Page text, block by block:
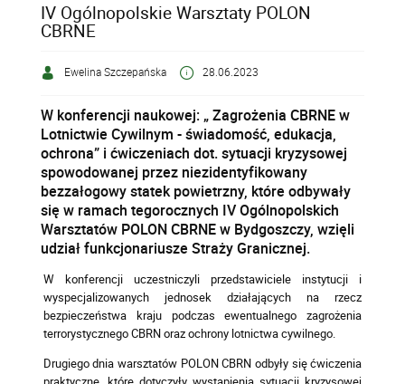
IV Ogólnopolskie Warsztaty POLON
CBRNE
Ewelina Szczepańska 28.06.2023
W konferencji naukowej: „ Zagrożenia CBRNE w
Lotnictwie Cywilnym - świadomość, edukacja,
ochrona” i ćwiczeniach dot. sytuacji kryzysowej
spowodowanej przez niezidentyfikowany
bezzałogowy statek powietrzny, które odbywały
się w ramach tegorocznych IV Ogólnopolskich
Warsztatów POLON CBRNE w Bydgoszczy, wzięli
udział funkcjonariusze Straży Granicznej.
W konferencji uczestniczyli przedstawiciele instytucji i
wyspecjalizowanych jednosek działających na rzecz
bezpieczeństwa kraju podczas ewentualnego zagrożenia
terrorystycznego CBRN oraz ochrony lotnictwa cywilnego.
Drugiego dnia warsztatów POLON CBRN odbyły sięćwiczenia